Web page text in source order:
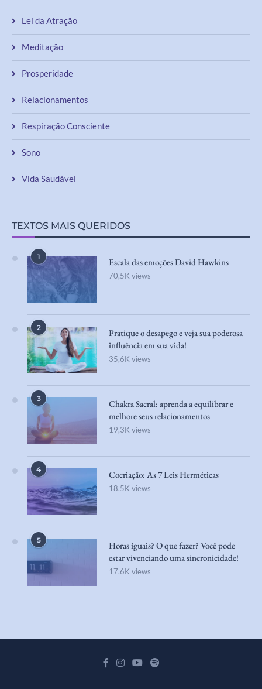
Lei da Atração
Meditação
Prosperidade
Relacionamentos
Respiração Consciente
Sono
Vida Saudável
TEXTOS MAIS QUERIDOS
1 Escala das emoções David Hawkins
70,5K views
2
Pratique o desapego e veja sua poderosa
influência em sua vida!
35,6K views
3
Chakra Sacral: aprenda a equilibrar e
melhore seus relacionamentos
19,3K views
4 Cocriação: As 7 Leis Herméticas
18,5K views
5
Horas iguais? O que fazer? Você pode
estar vivenciando uma sincronicidade!
17,6K views